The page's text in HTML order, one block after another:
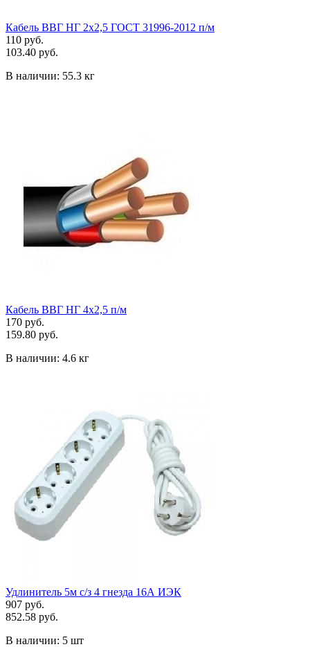
Кабель ВВГ НГ 2х2,5 ГОСТ 31996-2012 п/м
110 руб.
103.40 руб.
В наличии: 55.3 кг
Кабель ВВГ НГ 4х2,5 п/м
170 руб.
159.80 руб.
В наличии: 4.6 кг
Удлинитель 5м с/з 4 гнезда 16А ИЭК
907 руб.
852.58 руб.
В наличии: 5 шт